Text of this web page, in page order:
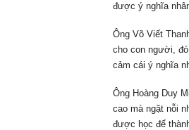
được ý nghĩa
Ông Võ Viết
cho con người,
cảm cái ý nghĩa
Ông Hoàng Duy
cao mà ngặt nỗi
được học để